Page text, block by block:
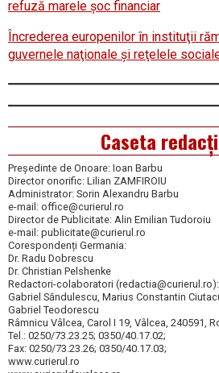
refuză marele şoc financiar
Încrederea europenilor în instituţii
guvernele naţionale şi reţelele
Caseta
Președinte de Onoare: Ioan Barbu
Director onorific: Lilian ZAMFIROIU
Administrator: Sorin Alexandru Barbu
e-mail: office@curierul.ro
Director de Publicitate: Alin Emilian Tudoroiu
e-mail: publicitate@curierul.ro
Corespondenți Germania:
Dr. Radu Dobrescu
Dr. Christian Pelshenke
Redactori-colaboratori (redactia@curierul.ro):
Gabriel Săndulescu, Marius Constantin
Gabriel Teodorescu
Râmnicu Vâlcea, Carol I 19, Vâlcea, 240591,
Tel.: 0250/73.23.25; 0350/40.17.02;
Fax: 0250/73.23.26; 0350/40.17.03;
www.curierul.ro